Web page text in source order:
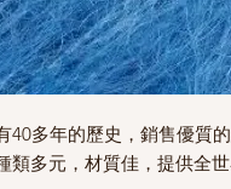
40多年的歷史，銷售優質
類多元，材質佳，提供全